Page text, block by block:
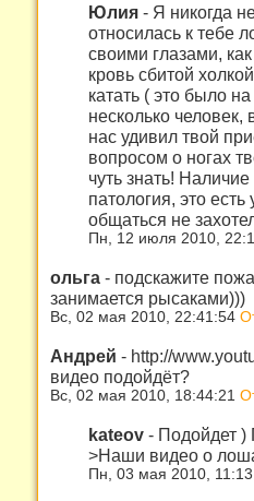
Юлия - Я никогда
относилась к тебе
своими глазами,
кровь сбитой
катать ( это было
несколько
нас удивил твой
вопросом о ногах
чуть знать!
патология, это
общаться не
Пн, 12 июля 2010,
ольга - подскажите
занимается рысаками)))
Вс, 02 мая 2010, 22:41:54
Андрей - http://
видео подойдёт?
Вс, 02 мая 2010, 18:44:21
kateov - Подойдет )
>Наши видео о
Пн, 03 мая 2010,